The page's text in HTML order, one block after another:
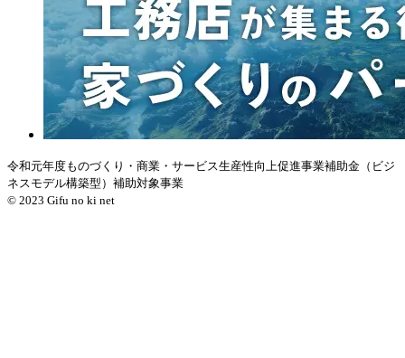
令和元年度ものづくり・商業・サービス生産性向上促進事業補助金（ビジ
ネスモデル構築型）補助対象事業
© 2023 Gifu no ki net